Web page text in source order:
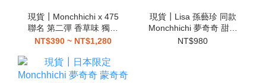
現貨┃Monchhichi x 475
聯名 第二彈 香草味 獨角
獸 蒙奇奇 夢奇奇 娃娃 吊
NT$390 ~ NT$1,280
現貨┃Lisa 孫藝珍 同款
Monchhichi 夢奇奇 甜心
棒棒糖系列 吊飾 鑰匙圈
NT$980